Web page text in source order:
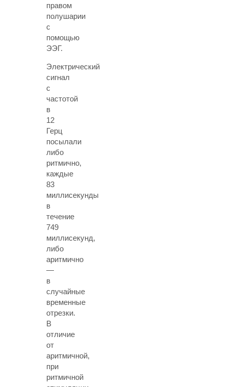
правом
полушарии
с
помощью
ЭЭГ.
Электрический
сигнал
с
частотой
в
12
Герц
посылали
либо
ритмично,
каждые
83
миллисекунды
в
течение
749
миллисекунд,
либо
аритмично
—
в
случайные
временные
отрезки.
В
отличие
от
аритмичной,
при
ритмичной